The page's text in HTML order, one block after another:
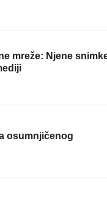
mreže: Njene
osumnjičenog